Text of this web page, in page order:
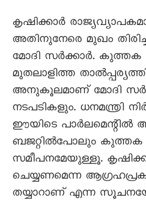
കൃഷിക്കാർ
അതിനുനേരെ മുഖം
മോദി സർക്കാർ. കുത്തക
മുതലാളിത്ത
അനുകൂലമാണ് മോദി
നടപടികളും. ധനമന്ത്രി
ഈയിടെ പാർലമെന്റിൽ
ബജറ്റിൽപോലും കുത്തക
സമീപനമേയുള്ളൂ.
ചെയ്യണമെന്ന
തയ്യാറാണ് എന്ന